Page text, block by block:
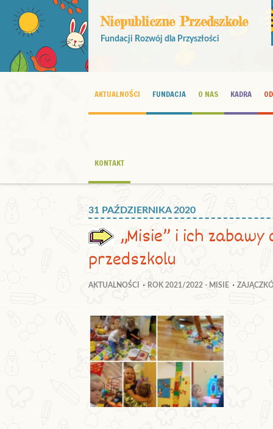
Niepubliczne Przedszkole
Fundacji Rozwój dla Przyszłości
AKTUALNOŚCI FUNDACJA O NAS KADRA
KONTAKT
31 PAŹDZIERNIKA 2020
„Misie” i ich
przedszkolu
AKTUALNOŚCI ROK 2021/2022 - MISIE